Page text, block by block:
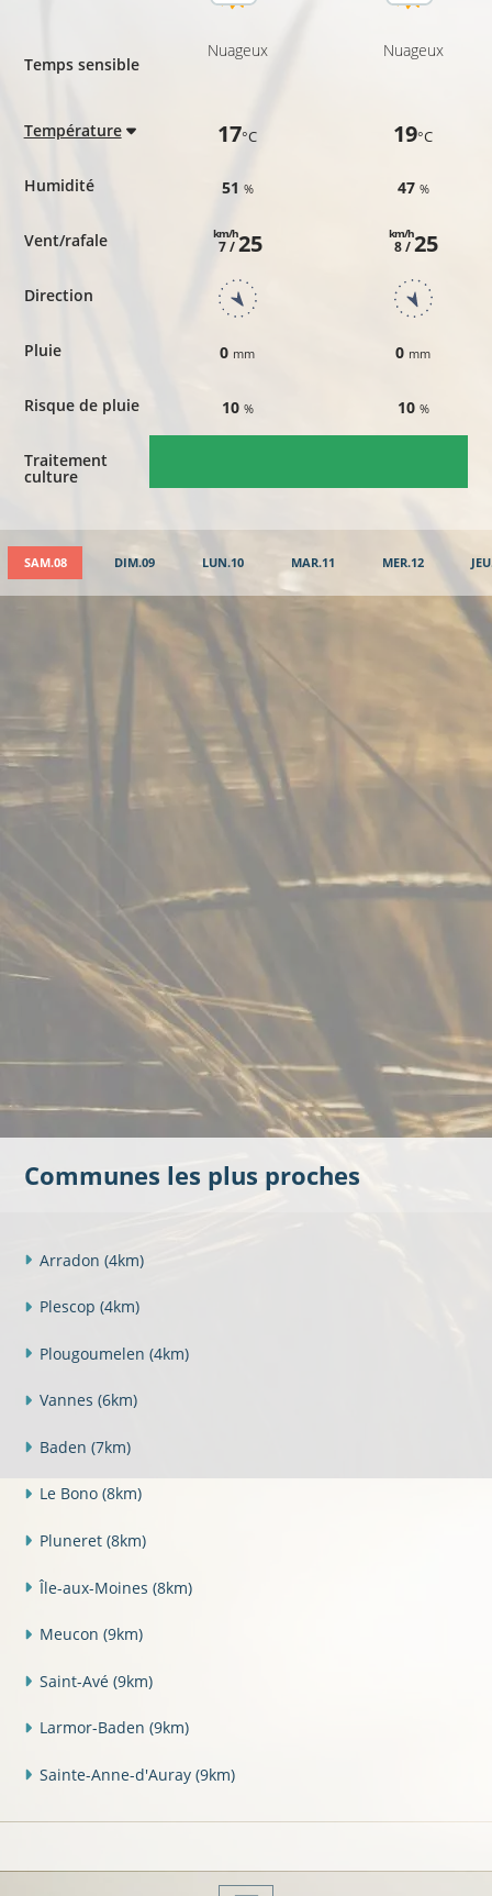
Temps sensible
Température
Humidité
Vent/rafale
Direction
Pluie
Risque de pluie
Traitement
culture
Nuageux
17°C
51 %
7 /
km/h25
0 mm
10 %
Nuageux
19°C
47 %
8 /
km/h25
0 mm
10 %
SAM.08 DIM.09 LUN.10 MAR.11 MER.12
Communes les plus proches
Arradon (4km)
Plescop (4km)
Plougoumelen (4km)
Vannes (6km)
Baden (7km)
Le Bono (8km)
Pluneret (8km)
Île-aux-Moines (8km)
Meucon (9km)
Saint-Avé (9km)
Larmor-Baden (9km)
Sainte-Anne-d'Auray (9km)